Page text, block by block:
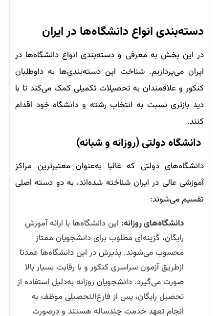
دسته‌بندی انواع دانشگاه‌ها در ایران
در این بخش به معرفی و دسته‌بندی انواع دانشگاه‌ها در
ایران می‌پردازیم. شناخت این دسته‌بندی‌ها به داوطلبان
کنکور و علاقمندان به تحصیلات تکمیلی کمک می‌کند تا با
دید بازتری نسبت به انتخاب رشته و دانشگاه خود اقدام
کنند.
دانشگاه دولتی (روزانه و شبانه)
دانشگاه‌های دولتی که غالبا به‌عنوان معتبرترین مراکز
آموزشی عالی در ایران شناخته شده‌اند، به دو دسته اصلی
تقسیم می‌شوند:
دانشگاه‌های روزانه: این دانشگاه‌ها با ارائه آموزش
رایگان، گزینه‌ای مطلوب برای دانشجویان ممتاز
محسوب می‌شوند. پذیرش در این دانشگاه‌ها عمدتا
ازطریق آزمون سراسری کنکور و با رقابت بسیار بالا
صورت می‌گیرد. دانشجویان روزانه به‌دلیل استفاده از
تحصیل رایگان،‌ پس از فارغ‌التحصیلی موظف به
انجام تعهد خدمت چندساله هستند و درصورت